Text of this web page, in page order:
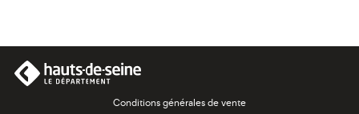
Conditions générales de vente